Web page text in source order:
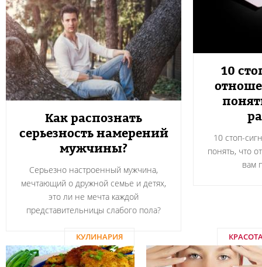
10
10 стоп-
понять, что
вам
Как распознать
серьезность намерений
мужчины?
Серьезно настроенный мужчина,
мечтающий о дружной семье и детях,
это ли не мечта каждой
представительницы слабого пола?
КУЛИНАРИЯ